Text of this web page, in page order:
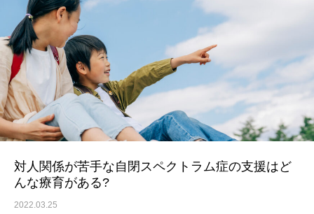
対人関係が苦手な自閉スペクトラム症の支援はど
んな療育がある?
2022.03.25